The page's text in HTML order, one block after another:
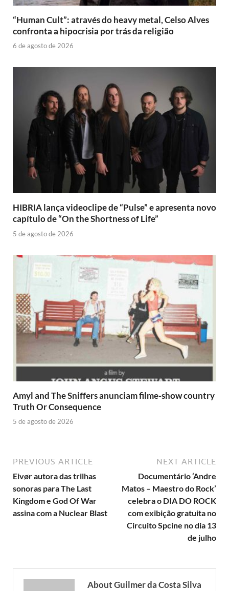
“Human Cult”: através do heavy metal, Celso Alves
confronta a hipocrisia por trás da religião
6 de agosto de 2026
HIBRIA lança videoclipe de “Pulse” e apresenta novo
capítulo de “On the Shortness of Life”
5 de agosto de 2026
Amyl and The Sniffers anunciam filme-show country
Truth Or Consequence
5 de agosto de 2026
PREVIOUS ARTICLE
Eivør autora das trilhas
sonoras para The Last
Kingdom e God Of War
assina com a Nuclear Blast
NEXT ARTICLE
Documentário ‘Andre
Matos – Maestro do Rock’
celebra o DIA DO ROCK
com exibição gratuita no
Circuito Spcine no dia 13
de julho
About Guilmer da Costa Silva